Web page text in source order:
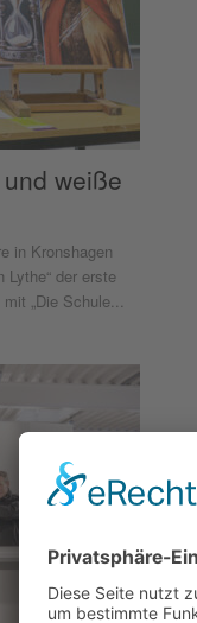
weiße
in Kronshagen
Lythe“ der erste
„Die Schule...